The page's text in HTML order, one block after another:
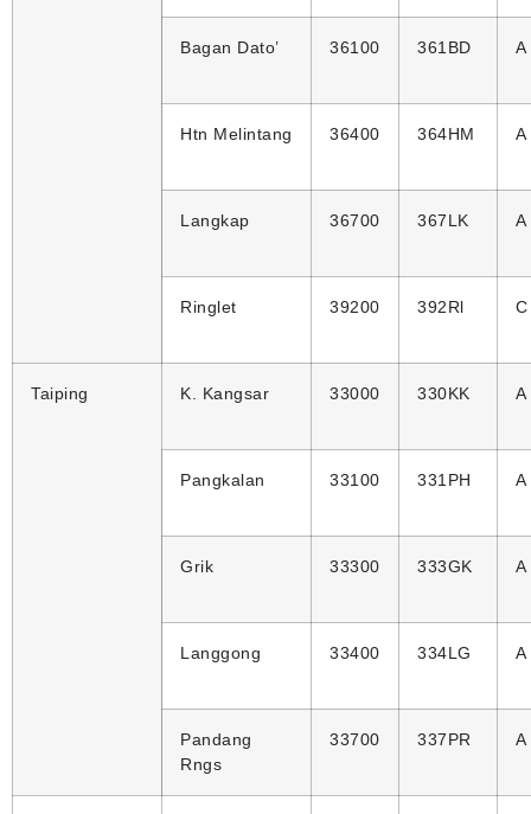
Bagan Dato’ 36100 361BD A
Htn Melintang 36400 364HM A
Langkap 36700 367LK A
Ringlet 39200 392Rl
Taiping K. Kangsar 33000 330KK A
Pangkalan 33100 331PH A
Grik 33300 333GK A
Langgong 33400 334LG A
Pandang
Rngs
33700 337PR A